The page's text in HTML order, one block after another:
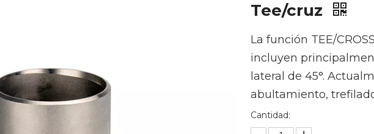
Tee/cruz
La función TEE/
incluyen
lateral de 45°.
abultamiento,
Cantidad: